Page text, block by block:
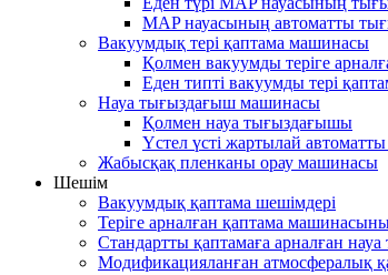
MAP науасының автоматты
Вакуумдық тері қаптама машинасы
Қолмен вакуумды теріге
Еден типті вакуумды тері
Науа тығыздағыш машинасы
Қолмен науа тығыздағышы
Үстел үсті жартылай
Жабысқақ пленканы орау машинасы
Шешім
Вакуумдық қаптама шешімдері
Теріге арналған қаптама
Стандартты қаптамаға арналған
Модификацияланған атмосфералық